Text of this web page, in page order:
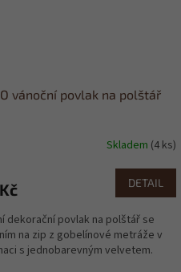
vánoční povlak na polštář
Skladem (4 ks)
DETAIL
dekorační povlak na polštář se
na zip z gobelínové metráže v
s jednobarevným velvetem.